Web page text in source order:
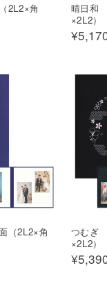
2L2×角
晴日和
×2L2）
（2L2×角
つむぎ
×2L2）